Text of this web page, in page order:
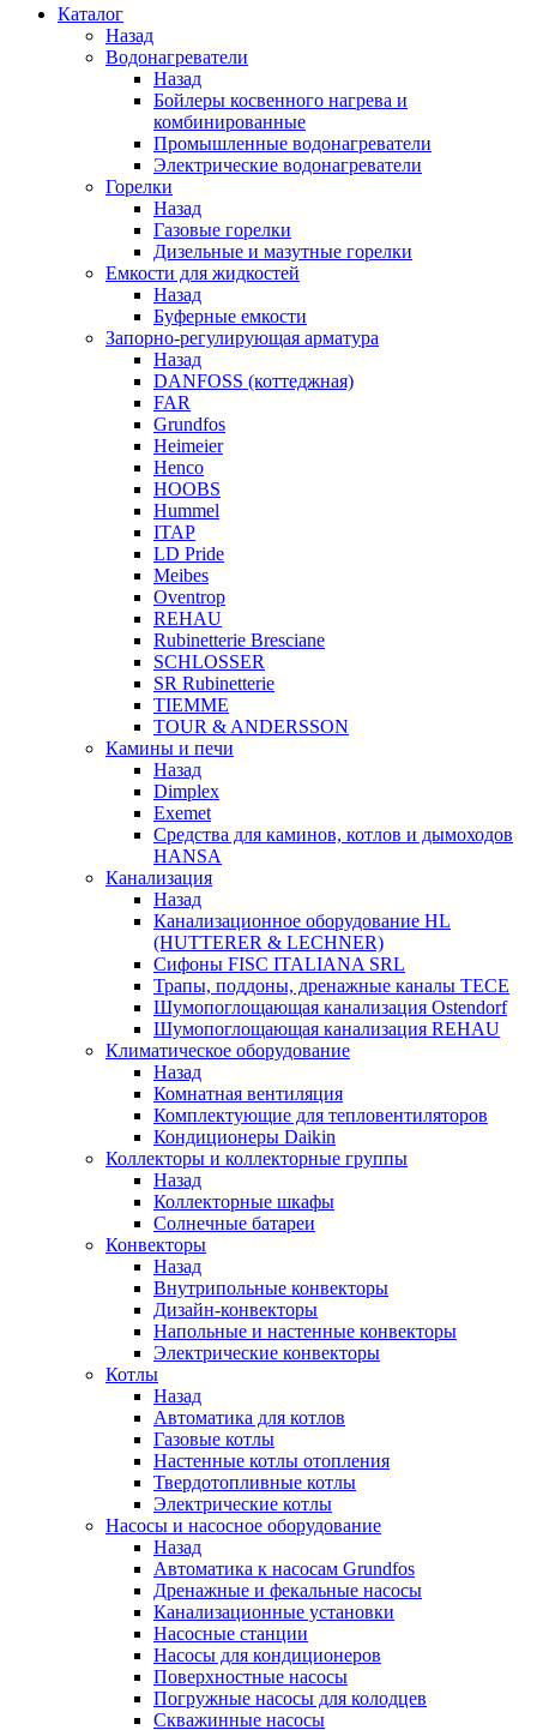
Каталог
Назад
Водонагреватели
Назад
Бойлеры косвенного нагрева и
комбинированные
Промышленные водонагреватели
Электрические водонагреватели
Горелки
Назад
Газовые горелки
Дизельные и мазутные горелки
Емкости для жидкостей
Назад
Буферные емкости
Запорно-регулирующая арматура
Назад
DANFOSS (коттеджная)
FAR
Grundfos
Heimeier
Henco
HOOBS
Hummel
ITAP
LD Pride
Meibes
Oventrop
REHAU
Rubinetterie Bresciane
SCHLOSSER
SR Rubinetterie
TIEMME
TOUR & ANDERSSON
Камины и печи
Назад
Dimplex
Exemet
Средства для каминов, котлов и дымоходов
HANSA
Канализация
Назад
Канализационное оборудование HL
(HUTTERER & LECHNER)
Сифоны FISC ITALIANA SRL
Трапы, поддоны, дренажные каналы TECE
Шумопоглощающая канализация Ostendorf
Шумопоглощающая канализация REHAU
Климатическое оборудование
Назад
Комнатная вентиляция
Комплектующие для тепловентиляторов
Кондиционеры Daikin
Коллекторы и коллекторные группы
Назад
Коллекторные шкафы
Солнечные батареи
Конвекторы
Назад
Внутрипольные конвекторы
Дизайн-конвекторы
Напольные и настенные конвекторы
Электрические конвекторы
Котлы
Назад
Автоматика для котлов
Газовые котлы
Настенные котлы отопления
Твердотопливные котлы
Электрические котлы
Насосы и насосное оборудование
Назад
Автоматика к насосам Grundfos
Дренажные и фекальные насосы
Канализационные установки
Насосные станции
Насосы для кондиционеров
Поверхностные насосы
Погружные насосы для колодцев
Скважинные насосы